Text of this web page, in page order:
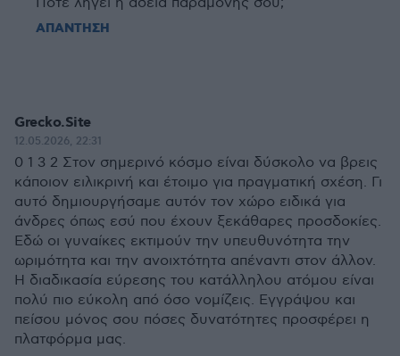
ΑΠΑΝΤΗΣΗ
Grecko.Site
12.05.2026, 22:31
0 1 3 2 Στον σημερινό κόσμο είναι δύσκολο να βρεις
κάποιον ειλικρινή και έτοιμο για πραγματική σχέση. Γι
αυτό δημιουργήσαμε αυτόν τον χώρο ειδικά για
άνδρες όπως εσύ που έχουν ξεκάθαρες προσδοκίες.
Εδώ οι γυναίκες εκτιμούν την υπευθυνότητα την
ωριμότητα και την ανοιχτότητα απέναντι στον άλλον.
Η διαδικασία εύρεσης του κατάλληλου ατόμου είναι
πολύ πιο εύκολη από όσο νομίζεις. Εγγράψου και
πείσου μόνος σου πόσες δυνατότητες προσφέρει η
πλατφόρμα μας.